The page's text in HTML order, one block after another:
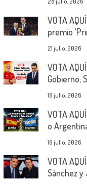
VOTA
premio
21 julio, 2026
VOTA
Gobierno;
19 julio, 2026
VOTA
o
19 julio, 2026
VOTA
Sánchez